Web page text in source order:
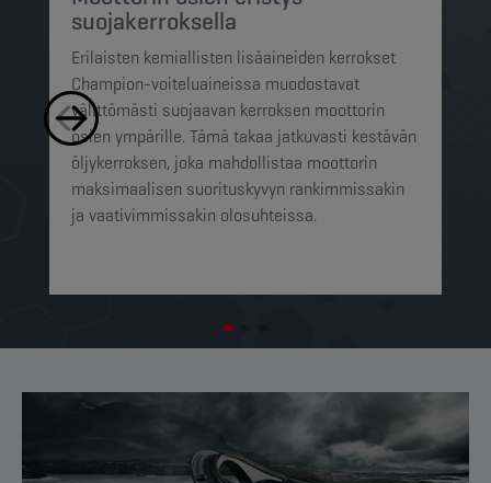
suojakerroksella
Erilaisten kemiallisten lisäaineiden kerrokset
Champion-voiteluaineissa muodostavat
välittömästi suojaavan kerroksen moottorin
osien ympärille. Tämä takaa jatkuvasti kestävän
öljykerroksen, joka mahdollistaa moottorin
maksimaalisen suorituskyvyn rankimmissakin
ja vaativimmissakin olosuhteissa.